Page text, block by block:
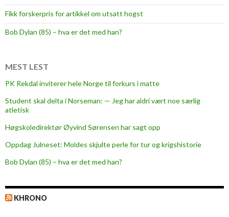
r
f
e
n
a
e
Fikk forskerpris for artikkel om utsatt hogst
Bob Dylan (85) – hva er det med han?
MEST LEST
PK Rekdal inviterer hele Norge til forkurs i matte
Student skal delta i Norseman: — Jeg har aldri vært noe særlig
atletisk
Høgskoledirektør Øyvind Sørensen har sagt opp
Oppdag Julneset: Moldes skjulte perle for tur og krigshistorie
Bob Dylan (85) – hva er det med han?
KHRONO